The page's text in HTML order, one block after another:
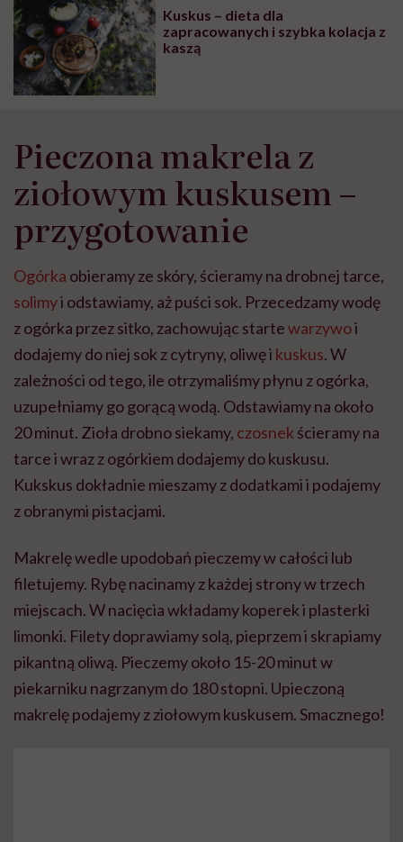
Kuskus – dieta dla
zapracowanych i szybka kolacja z
kaszą
Pieczona makrela z
ziołowym kuskusem –
przygotowanie
Ogórka obieramy ze skóry, ścieramy na drobnej tarce,
solimyi odstawiamy, aż puści sok. Przecedzamy wodę
z ogórka przez sitko, zachowując startewarzywoi
dodajemy do niej sok z cytryny, oliwę i kuskus. W
zależności od tego, ile otrzymaliśmy płynu z ogórka,
uzupełniamy go gorącą wodą. Odstawiamy na około
20 minut. Zioła drobno siekamy, czosnek ścieramy na
tarce i wraz z ogórkiem dodajemy do kuskusu.
Kukskus dokładnie mieszamy z dodatkami i podajemy
z obranymi pistacjami.
Makrelę wedle upodobań pieczemy w całości lub
filetujemy. Rybę nacinamy z każdej strony w trzech
miejscach. W nacięcia wkładamy koperek i plasterki
limonki. Filety doprawiamy solą, pieprzem i skrapiamy
pikantną oliwą. Pieczemy około 15-20 minut w
piekarniku nagrzanym do 180 stopni. Upieczoną
makrelę podajemy z ziołowym kuskusem. Smacznego!